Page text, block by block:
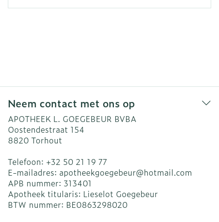
Neem contact met ons op
APOTHEEK L. GOEGEBEUR BVBA
Oostendestraat 154
8820 Torhout
Telefoon: +32 50 21 19 77
E-mailadres: apotheekgoegebeur@hotmail.com
APB nummer: 313401
Apotheek titularis: Lieselot Goegebeur
BTW nummer: BE0863298020